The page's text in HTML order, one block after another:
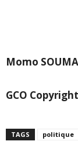
Momo
GCO
TAGS politique